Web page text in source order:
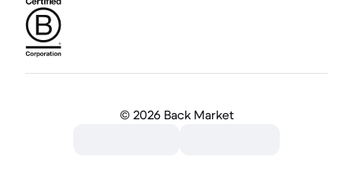
© 2026 Back Market